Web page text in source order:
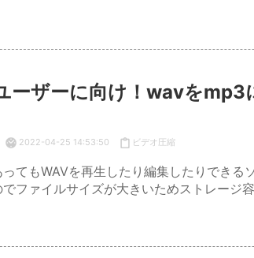
ーザーに向け！wavをmp3
2022-04-25 14:53:50 ビデオ圧縮
てもWAVを再生したり編集したりできる
ファイルサイズが大きいためストレージ